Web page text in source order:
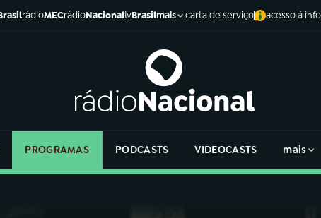
rádioMECrádioNacionaltvBrasilmais carta de serviço acesso à
PROGRAMAS PODCASTS VIDEOCASTS mais